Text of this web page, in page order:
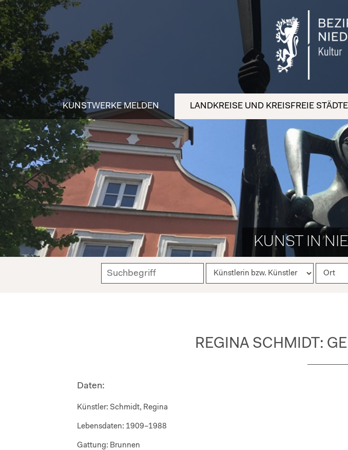
KUNSTWERKE MELDEN LANDKREISE UND KREISFREIE STÄDTE
KUNST IN
REGINA SCHMIDT:
Daten:
Künstler: Schmidt, Regina
Lebensdaten: 1909–1988
Gattung: Brunnen